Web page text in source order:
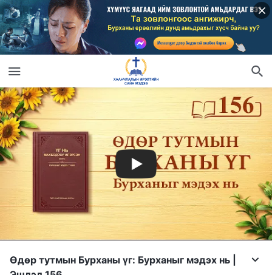
Өдөр тутмын Бурханы үг: Бурханыг мэдэх нь |